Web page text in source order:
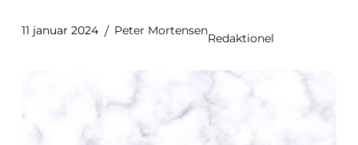
11 januar 2024 Peter Mortensen
Redaktionel